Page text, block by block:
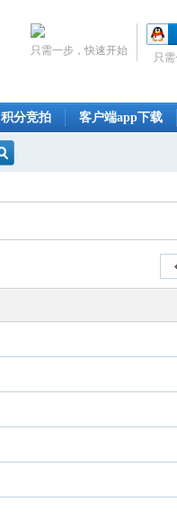
只
只需一步，快速开始
积分竞拍 客户端app下载